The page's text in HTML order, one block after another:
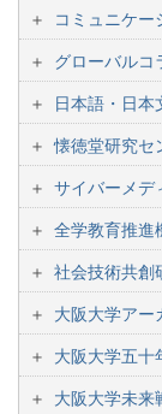
コミュニケー
グローバルコ
日本語・日本
懐徳堂研究セ
サイバーメデ
全学教育推進
社会技術共創
大阪大学アー
大阪大学五十
大阪大学未来